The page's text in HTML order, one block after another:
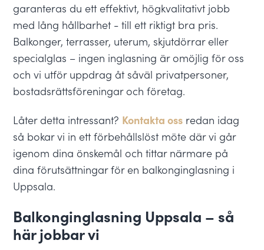
garanteras du ett effektivt, högkvalitativt jobb
med lång hållbarhet - till ett riktigt bra pris.
Balkonger, terrasser, uterum, skjutdörrar eller
specialglas – ingen inglasning är omöjlig för oss
och vi utför uppdrag åt såväl privatpersoner,
bostadsrättsföreningar och företag.
Låter detta intressant? Kontakta ossredan idag
så bokar vi in ett förbehållslöst möte där vi går
igenom dina önskemål och tittar närmare på
dina förutsättningar för en balkonginglasning i
Uppsala.
Balkonginglasning Uppsala – så
här jobbar vi